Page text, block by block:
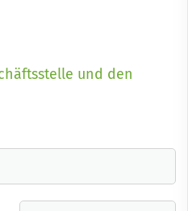
und den